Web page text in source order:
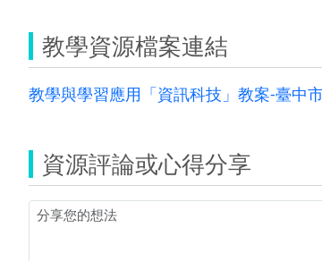
教學資源檔案連結
教學與學習應用「資訊科技」教案-臺中
資源評論或心得分享